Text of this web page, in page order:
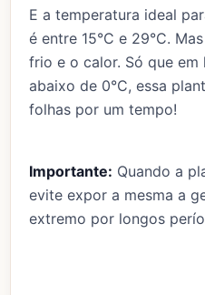
E a temperatura ideal
é entre 15°C e 29°C.
frio e o calor. Só que
abaixo de 0°C, essa
folhas por um tempo!
Importante: Quando a
evite expor a mesma a
extremo por longos